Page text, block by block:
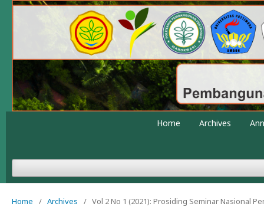
Home Archives
Home / Archives / Vol 2 No 1 (2021): Prosiding Seminar Nasional